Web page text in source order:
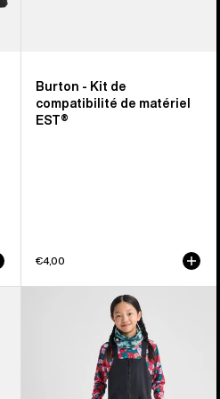
Burton - Kit de
compatibilité de matériel
EST®
€4,00